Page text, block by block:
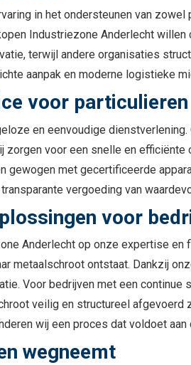
in het ondersteunen van
Industriezone Anderlecht
terwijl andere organisaties
aanpak en moderne
voor particulieren
en eenvoudige
voor een snelle en efficiënte
gewogen met gecertificeerde
vergoeding van
voor
Anderlecht op onze expertise
metaalschroot ontstaat. Dankzij
Voor bedrijven met een
veilig en structureel
wij een proces dat voldoet
wegneemt